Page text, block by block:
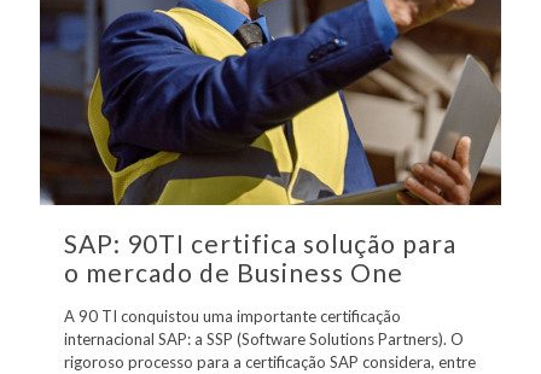
SAP: 90TI certifica solução para
o mercado de Business One
A 90 TI conquistou uma importante certificação
internacional SAP: a SSP (Software Solutions Partners). O
rigoroso processo para a certificação SAP considera, entre